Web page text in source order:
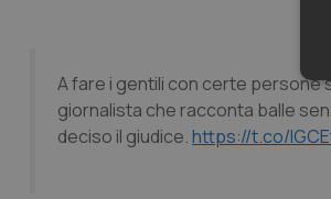
A fare i gentili con certe persone
giornalista che racconta balle
deciso il giudice.https://t.co/